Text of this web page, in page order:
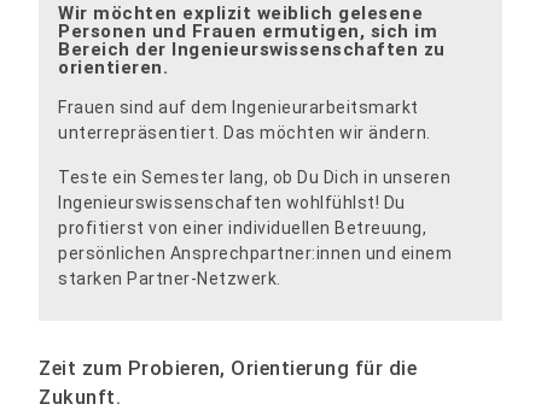
Wir möchten explizit weiblich gelesene
Personen und Frauen ermutigen, sich im
Bereich der Ingenieurswissenschaften zu
orientieren.
Frauen sind auf dem Ingenieurarbeitsmarkt
unterrepräsentiert. Das möchten wir ändern.
Teste ein Semester lang, ob Du Dich in unseren
Ingenieurswissenschaften wohlfühlst! Du
profitierst von einer individuellen Betreuung,
persönlichen Ansprechpartner:innen und einem
starken Partner-Netzwerk.
Zeit zum Probieren, Orientierung für die
Zukunft.